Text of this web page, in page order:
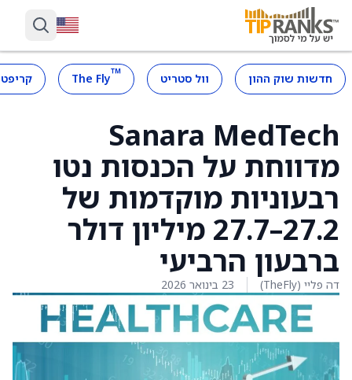
חדשות שוק ההון וול סטריט ™
The Fly
Sanara MedTech
מדווחת על הכנסות נטו
רבעוניות מוקדמות של
27.2–27.7 מיליון דולר
ברבעון הרביעי
דה פליי (TheFly) 23 בינואר 2026